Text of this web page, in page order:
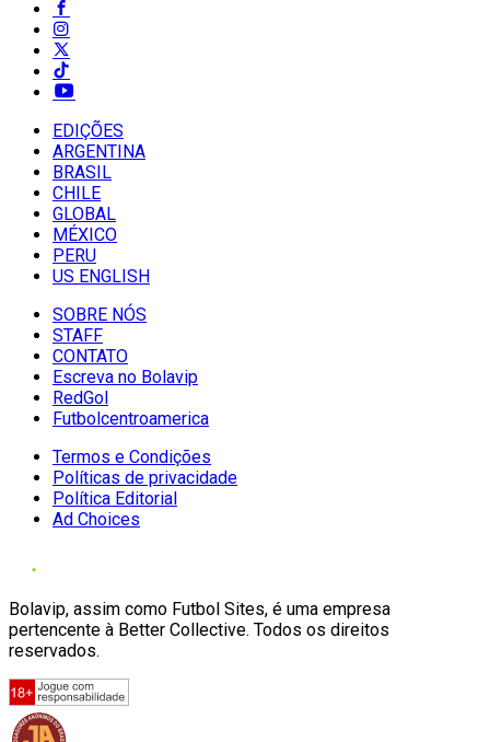
EDIÇÕES
ARGENTINA
BRASIL
CHILE
GLOBAL
MÉXICO
PERU
US ENGLISH
SOBRE NÓS
STAFF
CONTATO
Escreva no Bolavip
RedGol
Futbolcentroamerica
Termos e Condições
Políticas de privacidade
Política Editorial
Ad Choices
Bolavip, assim como Futbol Sites, é uma empresa
pertencente à Better Collective. Todos os direitos
reservados.